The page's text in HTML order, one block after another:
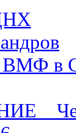
ВМФ в
_